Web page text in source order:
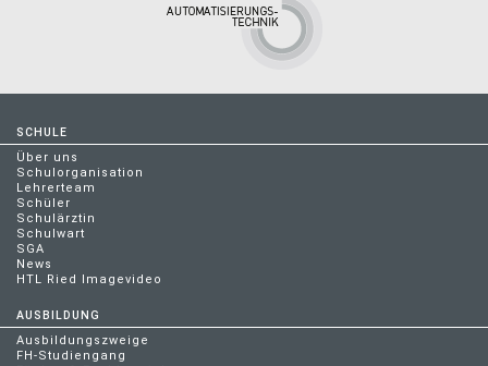
SCHULE
Über uns
Schulorganisation
Lehrerteam
Schüler
Schulärztin
Schulwart
SGA
News
HTL Ried Imagevideo
AUSBILDUNG
Ausbildungszweige
FH-Studiengang